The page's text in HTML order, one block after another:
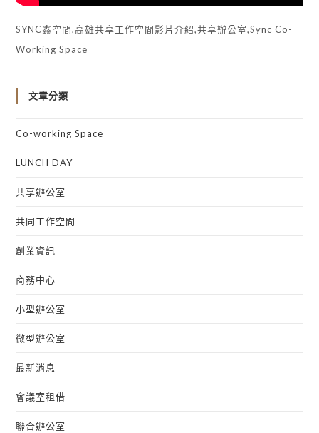
SYNC鑫空間,高雄共享工作空間影片介紹,共享辦公室,Sync Co-
Working Space
文章分類
Co-working Space
LUNCH DAY
共享辦公室
共同工作空間
創業資訊
商務中心
小型辦公室
微型辦公室
最新消息
會議室租借
聯合辦公室